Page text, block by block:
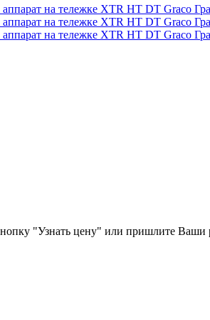
"Узнать цену" или пришлите Ваши